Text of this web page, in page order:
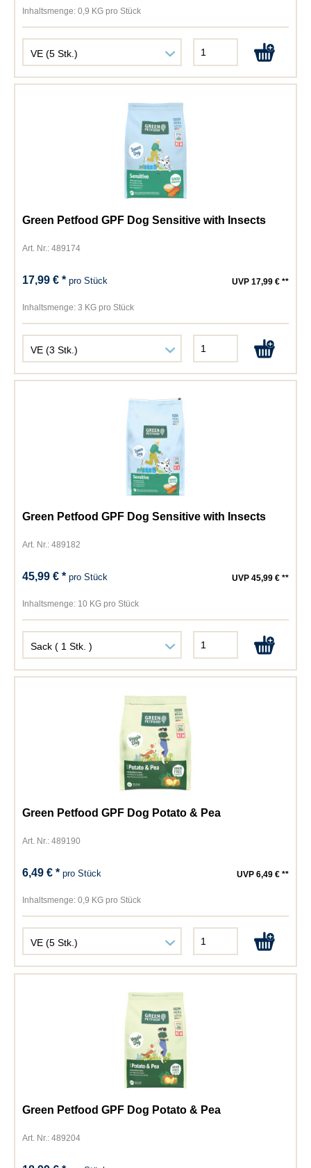
Inhaltsmenge: 0,9 KG pro Stück
Green Petfood GPF Dog Sensitive with Insects
Art. Nr.: 489174
17,99 € *pro Stück UVP 17,99 € **
Inhaltsmenge: 3 KG pro Stück
Green Petfood GPF Dog Sensitive with Insects
Art. Nr.: 489182
45,99 € *pro Stück UVP 45,99 € **
Inhaltsmenge: 10 KG pro Stück
Green Petfood GPF Dog Potato & Pea
Art. Nr.: 489190
6,49 € *pro Stück UVP 6,49 € **
Inhaltsmenge: 0,9 KG pro Stück
Green Petfood GPF Dog Potato & Pea
Art. Nr.: 489204